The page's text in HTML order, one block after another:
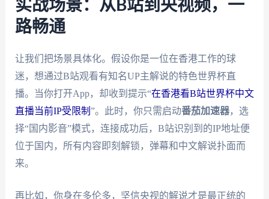
实战场景：从B站到央视频，一
路畅通
让我们把场景具体化。假设你是一位在香港工作的球
迷，想通过B站观看有知名UP主解说的特色世界杯直
播。当你打开App，却收到提示“在香港看B站世界杯中文
直播当前IP受限制 ”。此时，你只需启动番茄加速器，选
择“国内影音”模式，连接成功后，B站识别到的IP地址便
位于国内，所有内容即刻解锁，弹幕和中文解说扑面而
来。
再比如，你身在多伦多，坚信央视的解说才是最正统的